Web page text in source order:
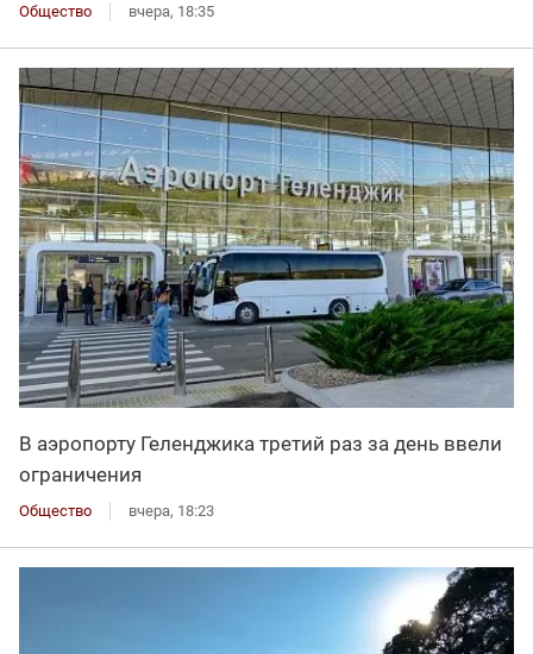
Общество вчера, 18:35
В аэропорту Геленджика третий раз за день ввели
ограничения
Общество вчера, 18:23